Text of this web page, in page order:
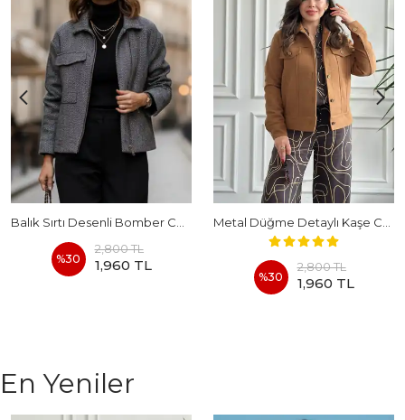
%30
2,800 TL
1,960 TL
%30
2,800 TL
1,960 TL
En Yeniler